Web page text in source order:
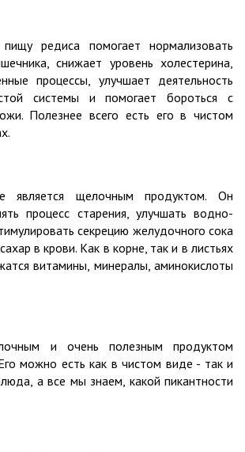
редиса помогает нормализовать
снижает уровень холестерина,
процессы, улучшает деятельность
системы и помогает бороться с
Полезнее всего есть его в чистом
является щелочным продуктом. Он
процесс старения, улучшать водно-
секрецию желудочного сока
в крови. Как в корне, так и в листьях
витамины, минералы, аминокислоты
и очень полезным продуктом
можно есть как в чистом виде - так и
а все мы знаем, какой пикантности